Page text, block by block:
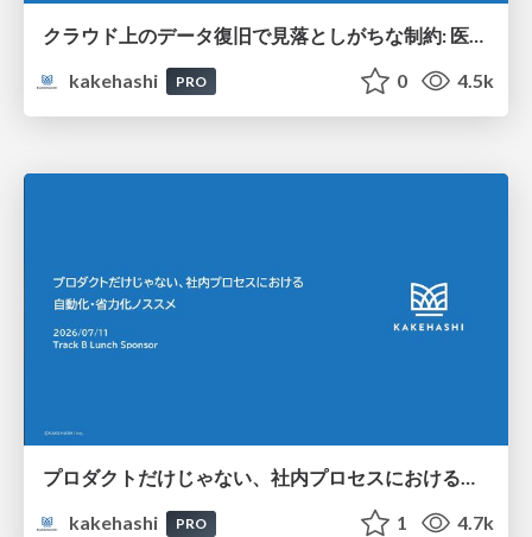
kakehashi
PRO 0 4.5k
プロダクトだけじゃない、社内プロセスにおける自動化・省力化ノススメ
kakehashi
PRO 1 4.7k